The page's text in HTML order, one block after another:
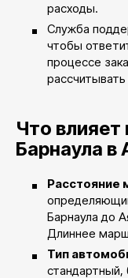
расходы.
Служба
чтобы
процессе
Что влияет
Барнаула в
Расстояние
Барнаула до
Длиннее
Тип
стандартный,